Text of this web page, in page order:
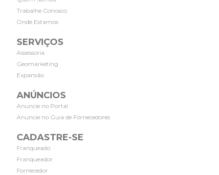
Trabalhe Conosco
Onde Estamos
SERVIÇOS
Assessoria
Geomarketing
Expansão
ANÚNCIOS
Anuncie no Portal
Anuncie no Guia de Fornecedores
CADASTRE-SE
Franqueado
Franqueador
Fornecedor